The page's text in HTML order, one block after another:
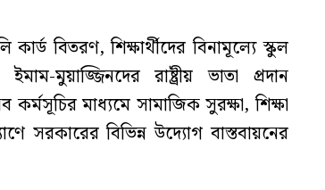
বিতরণ, শিক্ষার্থীদের বিনামূল্যে স্কুল
মুয়াজ্জিনদের রাষ্ট্রীয় ভাতা প্রদান
কর্মসূচির মাধ্যমে সামাজিক সুরক্ষা, শিক্ষা
সরকারের বিভিন্ন উদ্যোগ বাস্তবায়নের